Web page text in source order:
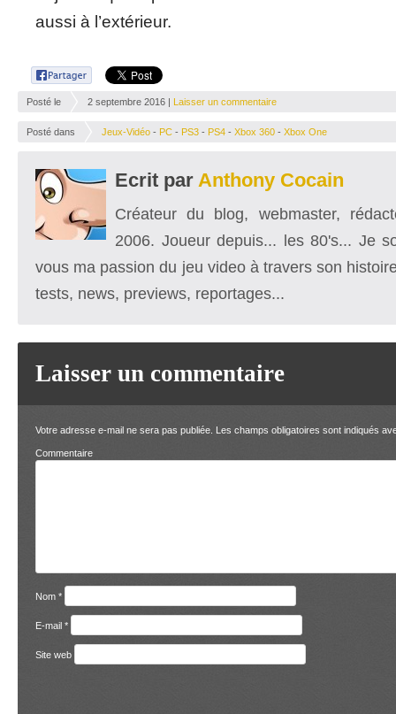
aussi à l’extérieur.
Posté le 2 septembre 2016 | Laisser un commentaire
Posté dans Jeux-Vidéo - PC - PS3 - PS4 - Xbox 360 - Xbox One
Ecrit par Anthony Cocain
Créateur du blog, webmaster,
2006. Joueur depuis... les 80's... Je
vous ma passion du jeu video à travers son
tests, news, previews, reportages...
Laisser un commentaire
Votre adresse e-mail ne sera pas publiée. Les champs obligatoires sont indiqués
Nom *
E-mail *
Site web